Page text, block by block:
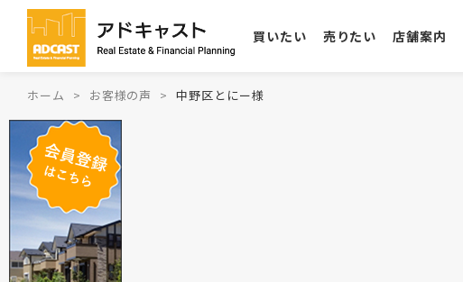
買いたい 売りたい 店舗案内
ホーム お客様の声 中野区とにー様